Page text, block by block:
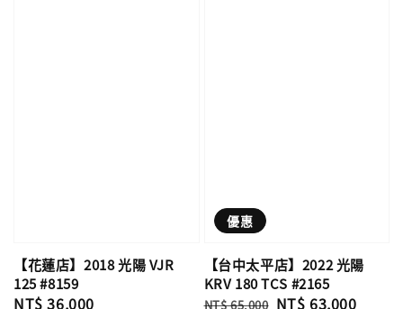
【花蓮店】2018 光陽 VJR
125 #8159
Regular
NT$ 36,000
優惠
【台中太平店】2022 光陽
KRV 180 TCS #2165
Regular
NT$ 65,000 Sale
NT$ 63,000